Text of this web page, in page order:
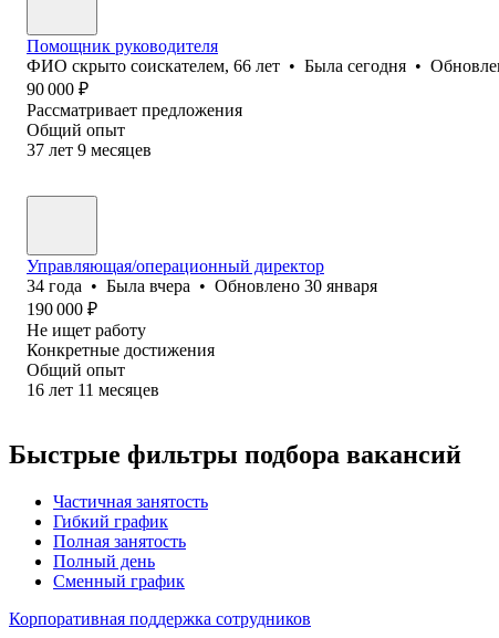
Помощник руководителя
ФИО скрыто соискателем, 66 лет • Была сегодня •
90 000 ₽
Рассматривает предложения
Общий опыт
37 лет 9 месяцев
Управляющая/операционный директор
34 года • Была вчера • Обновлено 30 января
190 000 ₽
Не ищет работу
Конкретные достижения
Общий опыт
16 лет 11 месяцев
Быстрые фильтры подбора вакансий
Частичная занятость
Гибкий график
Полная занятость
Полный день
Сменный график
Корпоративная поддержка сотрудников